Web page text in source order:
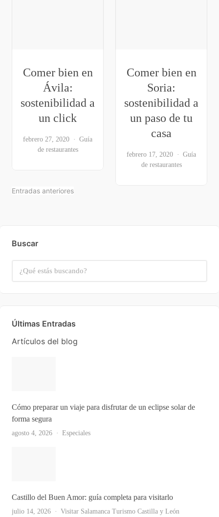
Comer bien en
Ávila:
sostenibilidad a
un click
febrero 27, 2020
Guía
de restaurantes
Comer bien en
Soria:
sostenibilidad a
un paso de tu
casa
febrero 17, 2020
Guía
de restaurantes
Entradas anteriores
Buscar
Últimas Entradas
Artículos del blog
Cómo preparar un viaje para disfrutar de un eclipse solar de
forma segura
agosto 4, 2026 Especiales
Castillo del Buen Amor: guía completa para visitarlo
julio 14, 2026 Visitar Salamanca Turismo Castilla y León